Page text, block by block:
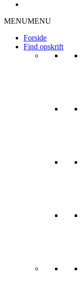
MENUMENU
Forside
Find opskrift